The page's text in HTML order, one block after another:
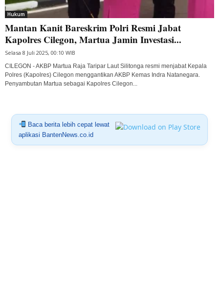
Hukum
Mantan Kanit Bareskrim Polri Resmi Jabat
Kapolres Cilegon, Martua Jamin Investasi...
Selasa 8 Juli 2025, 00:10 WIB
CILEGON - AKBP Martua Raja Taripar Laut Silitonga resmi menjabat Kepala
Polres (Kapolres) Cilegon menggantikan AKBP Kemas Indra Natanegara.
Penyambutan Martua sebagai Kapolres Cilegon...
Baca berita lebih cepat lewat
aplikasi BantenNews.co.id